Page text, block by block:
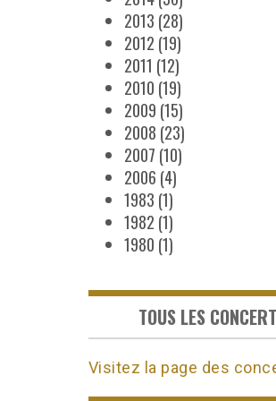
2013 (28)
2012 (19)
2011 (12)
2010 (19)
2009 (15)
2008 (23)
2007 (10)
2006 (4)
1983 (1)
1982 (1)
1980 (1)
TOUS LES
Visitez la page des